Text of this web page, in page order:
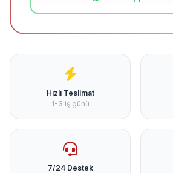
Hızlı Teslimat
1-3 iş günü
7/24 Destek